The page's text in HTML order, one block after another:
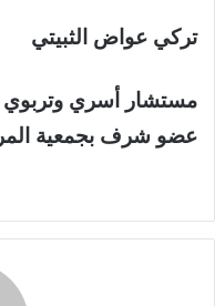
تركي عواض الثبيتي
مستشار أسري وتربوي
عضو شرف بجمعية